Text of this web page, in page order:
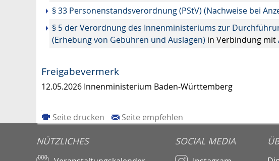
§ 33 Personenstandsverordnung (PStV) (Nachweise bei
§ 5 der Verordnung des Innenministeriums zur
(Erhebung von Gebühren und Auslagen) in Verbindung mit
Freigabevermerk
12.05.2026 Innenministerium Baden-Württemberg
Seite drucken Seite empfehlen
NÜTZLICHES SOCIAL MEDIA